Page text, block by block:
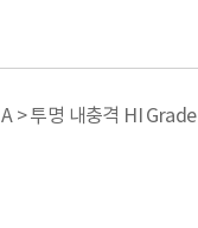
> 투명 내충격 HI Grade